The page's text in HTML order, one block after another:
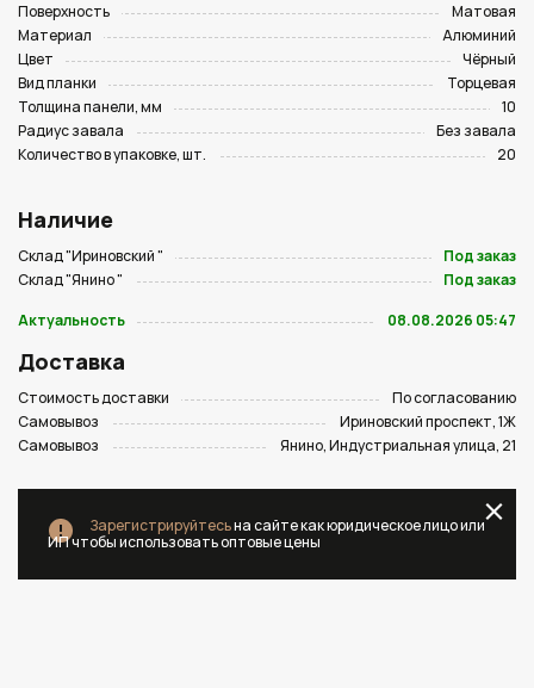
Поверхность
Матовая
Материал
Алюминий
Цвет
Чёрный
Вид планки
Торцевая
Толщина панели, мм
10
Радиус завала
Без завала
Количество в упаковке, шт.
20
Наличие
Склад "Ириновский "
Под заказ
Склад "Янино "
Под заказ
Актуальность
08.08.2026 05:47
Доставка
Стоимость доставки
По согласованию
Самовывоз
Ириновский проспект, 1Ж
Самовывоз
Янино, Индустриальная улица, 21
Зарегистрируйтесьна сайте как юридическое лицо или
ИП чтобы использовать оптовые цены